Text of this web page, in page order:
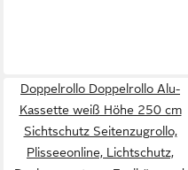
Doppelrollo Doppelrollo Alu-
Kassette weiß Höhe 250 cm
Sichtschutz Seitenzugrollo,
Plisseeonline, Lichtschutz,